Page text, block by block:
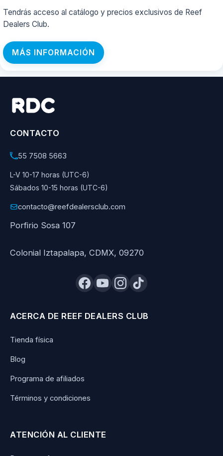
Tendrás acceso al catálogo y precios exclusivos de Reef
Dealers Club.
MÁS INFORMACIÓN
CONTACTO
55 7508 5663
L-V 10-17 horas (UTC-6)
Sábados 10-15 horas (UTC-6)
contacto@reefdealersclub.com
Porfirio Sosa 107
Colonial Iztapalapa, CDMX, 09270
ACERCA DE REEF DEALERS CLUB
Tienda física
Blog
Programa de afiliados
Términos y condiciones
ATENCIÓN AL CLIENTE